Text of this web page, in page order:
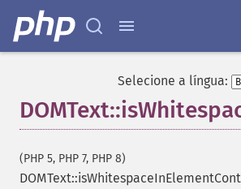
Selecione a língua:
(PHP 5, PHP 7, PHP 8)